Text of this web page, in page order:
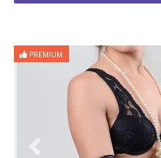
PREMIUM